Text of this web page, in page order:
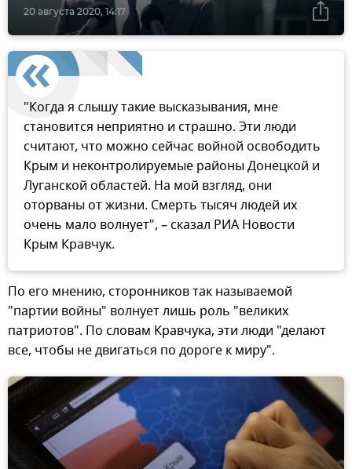
20 августа 2020, 14:17
"Когда я слышу такие высказывания, мне
становится неприятно и страшно. Эти люди
считают, что можно сейчас войной освободить
Крым и неконтролируемые районы Донецкой и
Луганской областей. На мой взгляд, они
оторваны от жизни. Смерть тысяч людей их
очень мало волнует", – сказал РИА Новости
Крым Кравчук.
По его мнению, сторонников так называемой
"партии войны" волнует лишь роль "великих
патриотов". По словам Кравчука, эти люди "делают
все, чтобы не двигаться по дороге к миру".